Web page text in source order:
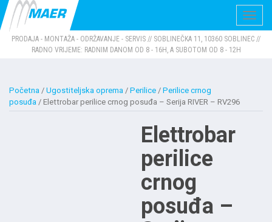
PRODAJA - MONTAŽA - ODRŽAVANJE - SERVIS // SOBLINEČKA 11, 10360 SOBLINEC //
RADNO VRIJEME: RADNIM DANOM OD 8 - 16H, A SUBOTOM OD 8 - 12H
Početna / Ugostiteljska oprema / Perilice / Perilice crnog
posuđa / Elettrobar perilice crnog posuđa – Serija RIVER – RV296
Elettrobar
perilice
crnog
posuđa –